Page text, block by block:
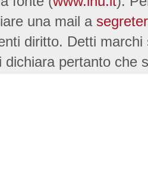
una mail a
diritto. Detti
dichiara pertanto che